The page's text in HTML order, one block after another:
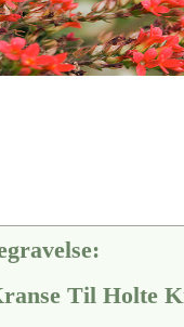
Til Holte